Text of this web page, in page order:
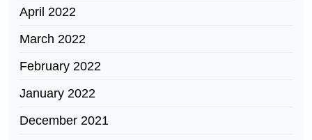
April 2022
March 2022
February 2022
January 2022
December 2021